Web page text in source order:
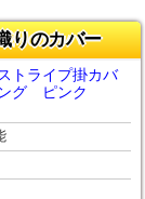
りのカバー
トライプ掛カバ
グ ピンク